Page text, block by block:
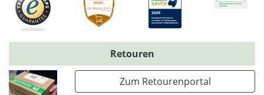
Retouren
Zum Retourenportal